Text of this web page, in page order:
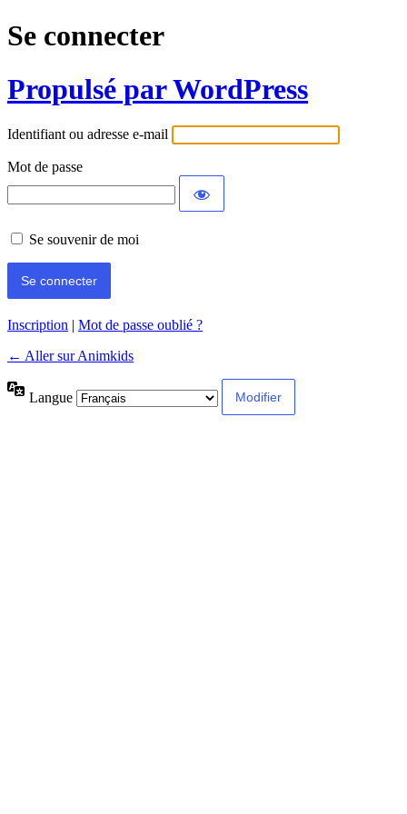
Se connecter
Propulsé par WordPress
Identifiant ou adresse e-mail
Mot de passe
Se souvenir de moi
Inscription | Mot de passe oublié ?
← Aller sur Animkids
Langue